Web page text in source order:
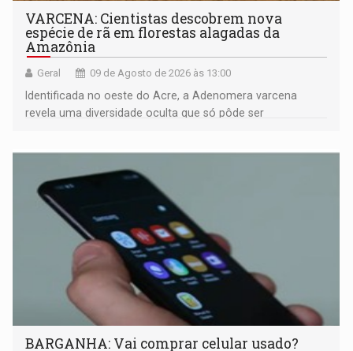
VARCENA: Cientistas descobrem nova
espécie de rã em florestas alagadas da
Amazônia
Geral 09 de Agosto de 2026 às 13:00
Identificada no oeste do Acre, a Adenomera varcena
revela uma diversidade oculta que só pôde ser
BARGANHA: Vai comprar celular usado?